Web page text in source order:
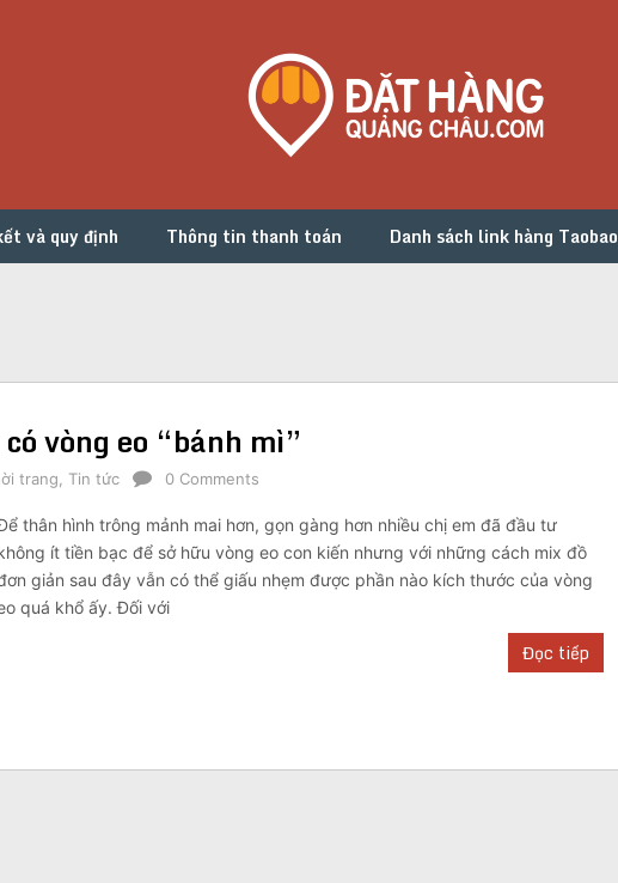
và quy định Thông tin thanh toán Danh sách link hàng Taobao
vòng eo “bánh mì”
trang Tin tức 0 Comments
thân hình trông mảnh mai hơn, gọn gàng hơn nhiều chị em đã đầu tư
ít tiền bạc để sở hữu vòng eo con kiến nhưng với những cách mix đồ
giản sau đây vẫn có thể giấu nhẹm được phần nào kích thước của vòng
quá khổ ấy. Đối với
Đọc tiếp